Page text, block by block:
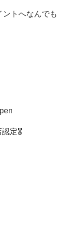
トへなんでも
認定🎖